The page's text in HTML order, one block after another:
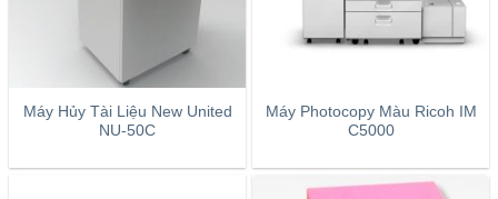
Máy Hủy Tài Liệu New United
NU-50C
Máy Photocopy Màu Ricoh IM
C5000